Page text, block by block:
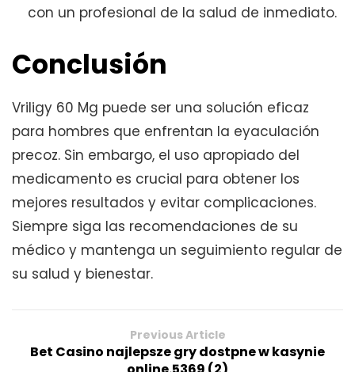
con un profesional de la salud de inmediato.
Conclusión
Vriligy 60 Mg puede ser una solución eficaz
para hombres que enfrentan la eyaculación
precoz. Sin embargo, el uso apropiado del
medicamento es crucial para obtener los
mejores resultados y evitar complicaciones.
Siempre siga las recomendaciones de su
médico y mantenga un seguimiento regular de
su salud y bienestar.
Previous Article
Bet Casino najlepsze gry dostpne w kasynie